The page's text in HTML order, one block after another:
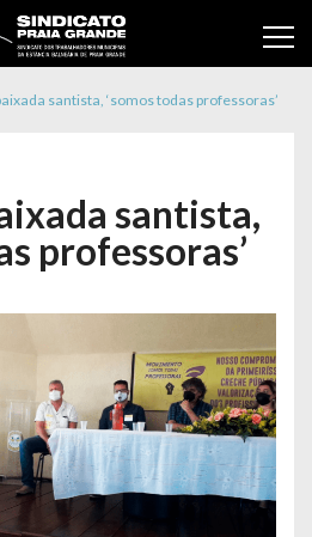
santista, ‘somos todas professoras’
santista,
professoras’